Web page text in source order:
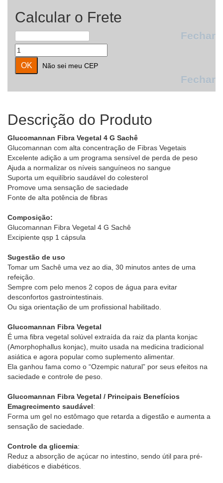
Calcular o Frete
Fechar
Não sei meu CEP
Fechar
Descrição do Produto
Glucomannan Fibra Vegetal 4 G Sachê
Glucomannan com alta concentração de Fibras Vegetais
Excelente adição a um programa sensível de perda de peso
Ajuda a normalizar os níveis sanguíneos no sangue
Suporta um equilíbrio saudável do colesterol
Promove uma sensação de saciedade
Fonte de alta potência de fibras
Composição:
Glucomannan Fibra Vegetal 4 G Sachê
Excipiente qsp 1 cápsula
Sugestão de uso
Tomar um Sachê uma vez ao dia, 30 minutos antes de uma
refeição.
Sempre com pelo menos 2 copos de água para evitar
desconfortos gastrointestinais.
Ou siga orientação de um profissional habilitado.
Glucomannan Fibra Vegetal
É uma fibra vegetal solúvel extraída da raiz da planta konjac
(Amorphophallus konjac), muito usada na medicina tradicional
asiática e agora popular como suplemento alimentar.
Ela ganhou fama como o “Ozempic natural” por seus efeitos na
saciedade e controle de peso.
Glucomannan Fibra Vegetal / Principais Benefícios
Emagrecimento saudável:
Forma um gel no estômago que retarda a digestão e aumenta a
sensação de saciedade.
Controle da glicemia:
Reduz a absorção de açúcar no intestino, sendo útil para pré-
diabéticos e diabéticos.